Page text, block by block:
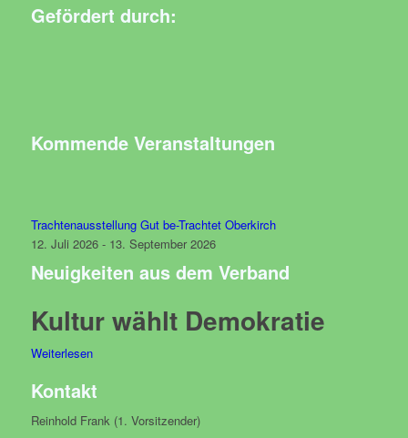
Gefördert durch:
Kommende Veranstaltungen
Trachtenausstellung Gut be-Trachtet Oberkirch
12. Juli 2026 - 13. September 2026
Neuigkeiten aus dem Verband
Kultur wählt Demokratie
Weiterlesen
Kontakt
Reinhold Frank (1. Vorsitzender)